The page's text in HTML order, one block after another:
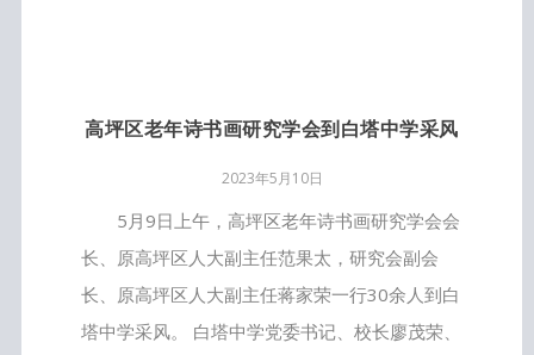
高坪区老年诗书画研究学会到白塔中学采风
2023年5月10日
5月9日上午，高坪区老年诗书画研究学会会
长、原高坪区人大副主任范果太，研究会副会
长、原高坪区人大副主任蒋家荣一行30余人到白
塔中学采风。 白塔中学党委书记、校长廖茂荣、